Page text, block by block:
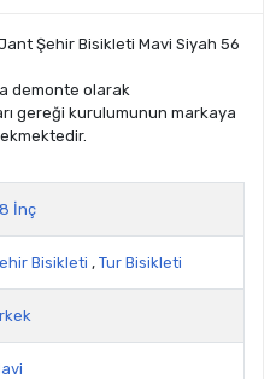
Şehir Bisikleti Mavi Siyah 56
demonte olarak
gereği kurulumunun markaya
İnç
Bisikleti , Tur Bisikleti